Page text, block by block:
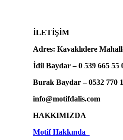
İLETİŞİM
Adres: Kavaklıdere
İdil Baydar – 0 539 665 55
Burak Baydar – 0532 770
info@motifdalis.com
HAKKIMIZDA
Motif Hakkında